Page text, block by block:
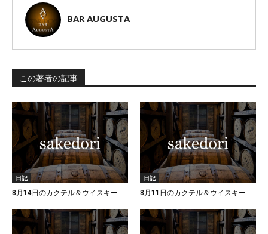
BAR AUGUSTA
この著者の記事
日記
8月14日のカクテル＆ウイスキー
日記
8月11日のカクテル＆ウイスキー